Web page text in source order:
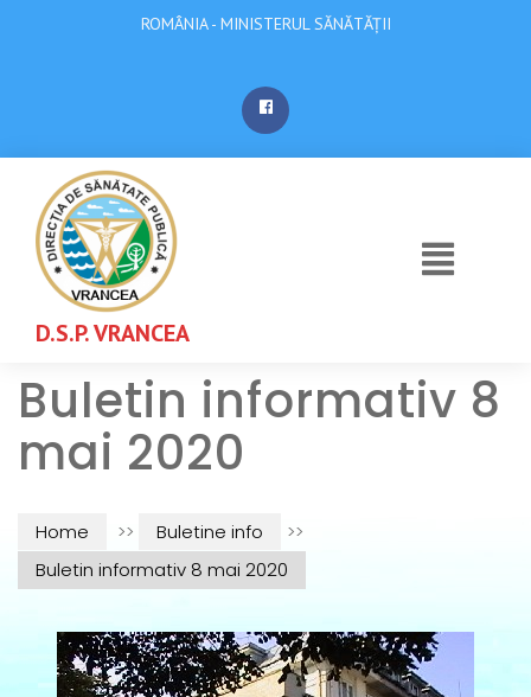
ROMÂNIA - MINISTERUL SĂNĂTĂȚII
D.S.P. VRANCEA
Buletin informativ 8
mai 2020
Home >> Buletine info
>>
Buletin informativ 8 mai 2020